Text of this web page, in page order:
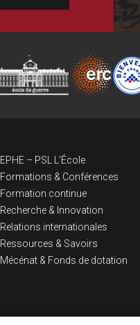
EPHE – PSL L’École
Formations & Conférences
Formation continue
Recherche & Innovation
Relations internationales
Ressources & Savoirs
Mécénat & Fonds de dotation